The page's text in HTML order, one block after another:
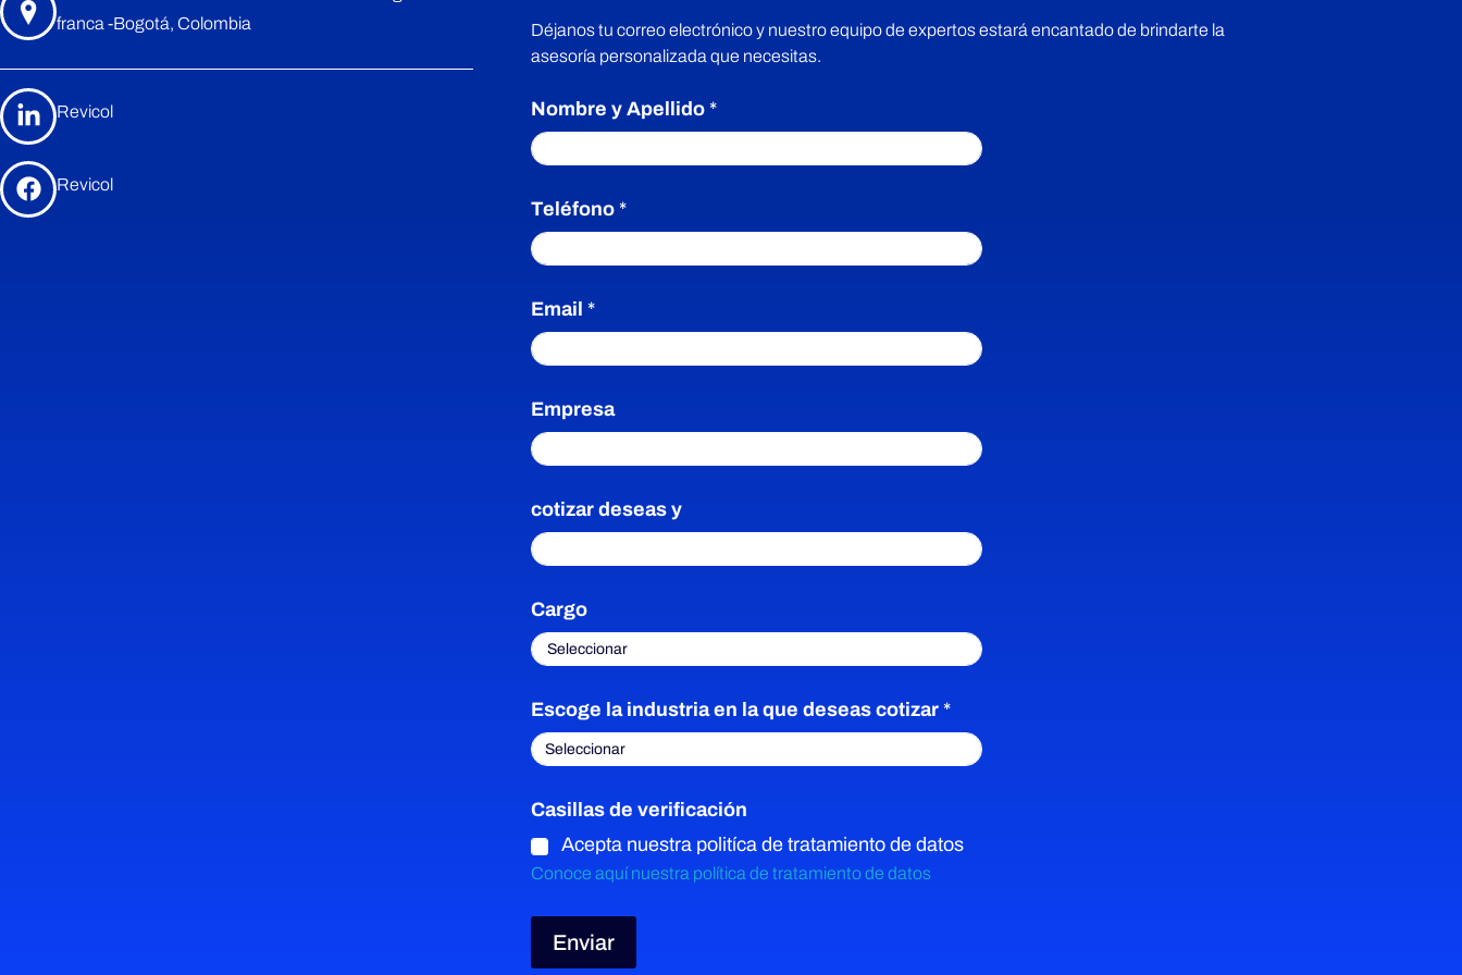
franca -Bogotá, Colombia
Revicol
Revicol
Déjanos tu correo electrónico y nuestro equipo de expertos estará encantado de brindarte la
asesoría personalizada que necesitas.
Nombre y Apellido *
Teléfono *
Email *
Empresa
cotizar deseas y
Cargo
Escoge la industria en la que deseas cotizar *
Casillas de verificación
Acepta nuestra politíca de tratamiento de datos
Conoce aquí nuestra política de tratamiento de datos
Enviar